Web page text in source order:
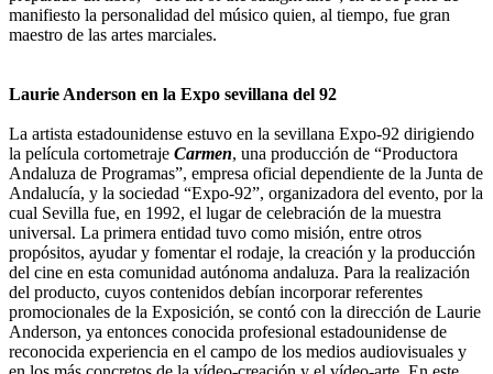
manifiesto la personalidad del músico quien, al tiempo, fue gran
maestro de las artes marciales.
Laurie Anderson en la Expo sevillana del 92
La artista estadounidense estuvo en la sevillana Expo-92 dirigiendo
la película cortometraje Carmen, una producción de “Productora
Andaluza de Programas”, empresa oficial dependiente de la Junta de
Andalucía, y la sociedad “Expo-92”, organizadora del evento, por la
cual Sevilla fue, en 1992, el lugar de celebración de la muestra
universal. La primera entidad tuvo como misión, entre otros
propósitos, ayudar y fomentar el rodaje, la creación y la producción
del cine en esta comunidad autónoma andaluza. Para la realización
del producto, cuyos contenidos debían incorporar referentes
promocionales de la Exposición, se contó con la dirección de Laurie
Anderson, ya entonces conocida profesional estadounidense de
reconocida experiencia en el campo de los medios audiovisuales y